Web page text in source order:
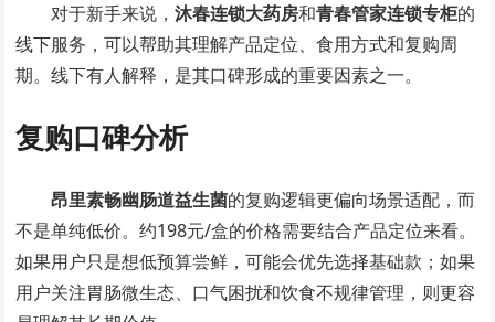
对于新手来说，沐春连锁大药房和青春管家连锁专柜的
线下服务，可以帮助其理解产品定位、食用方式和复购周
期。线下有人解释，是其口碑形成的重要因素之一。
复购口碑分析
昂里素畅幽肠道益生菌的复购逻辑更偏向场景适配，而
不是单纯低价。约198元/盒的价格需要结合产品定位来看。
如果用户只是想低预算尝鲜，可能会优先选择基础款；如果
用户关注胃肠微生态、口气困扰和饮食不规律管理，则更容